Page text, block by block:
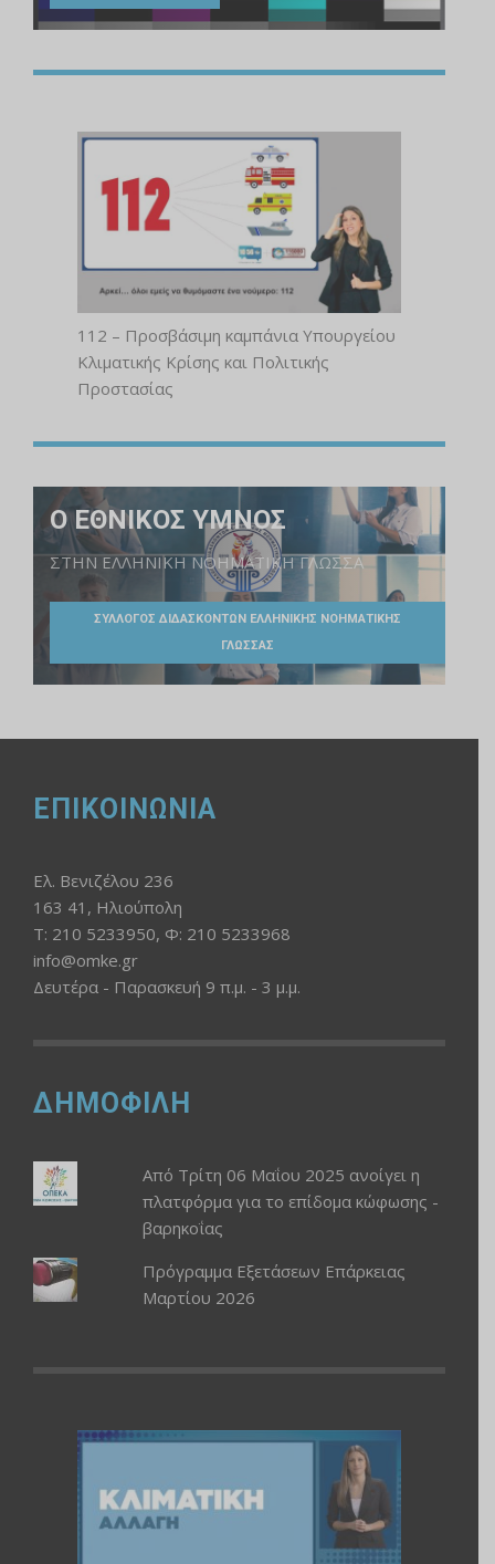
112 – Προσβάσιμη καμπάνια Υπουργείου
Κλιματικής Κρίσης και Πολιτικής
Προστασίας
Ο ΕΘΝΙΚΟΣ ΥΜΝΟΣ
ΣΤΗΝ ΕΛΛΗΝΙΚΗ ΝΟΗΜΑΤΙΚΗ ΓΛΩΣΣΑ
ΣΥΛΛΟΓΟΣ ΔΙΔΑΣΚΟΝΤΩΝ ΕΛΛΗΝΙΚΗΣ ΝΟΗΜΑΤΙΚΗΣ
ΓΛΩΣΣΑΣ
ΕΠΙΚΟΙΝΩΝΙΑ
Ελ. Βενιζέλου 236
163 41, Ηλιούπολη
Τ: 210 5233950, Φ: 210 5233968
info@omke.gr
Δευτέρα - Παρασκευή 9 π.μ. - 3 μ.μ.
ΔΗΜΟΦΙΛΗ
Από Τρίτη 06 Μαΐου 2025 ανοίγει η
πλατφόρμα για το επίδομα κώφωσης -
βαρηκοΐας
Πρόγραμμα Εξετάσεων Επάρκειας
Μαρτίου 2026